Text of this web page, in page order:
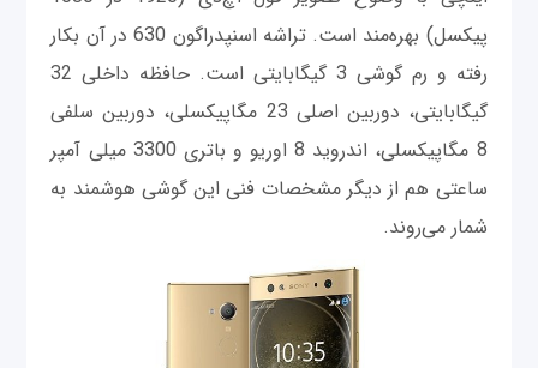
پیکسل) بهره‌مند است. تراشه اسنپدراگون 630 در آن بکار
رفته و رم گوشی 3 گیگابایتی است. حافظه داخلی 32
گیگابایتی، دوربین اصلی 23 مگاپیکسلی، دوربین سلفی
8 مگاپیکسلی، اندروید 8 اوریو و باتری 3300 میلی آمپر
ساعتی هم از دیگر مشخصات فنی این گوشی هوشمند به
شمار می‌روند.